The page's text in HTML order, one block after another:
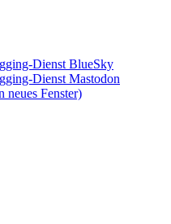
Dienst BlueSky
Dienst Mastodon
Fenster)